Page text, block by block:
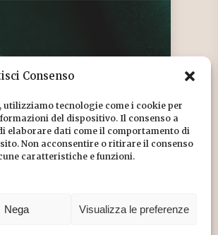
Consenso
tecnologie come i cookie per
del dispositivo. Il consenso a
elaborare dati come il comportamento di
Non acconsentire o ritirare il consenso
caratteristiche e funzioni.
Nega Visualizza le preferenze
NOI